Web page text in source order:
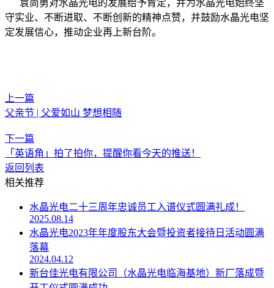
袁尚勇对水晶光电的发展给予肯定，并为水晶光电始终坚
守实业、不断进取、不断创新的精神点赞，并鼓励水晶光电坚
定发展信心，推动企业再上新台阶。
上一篇
父亲节 | 父爱如山 梦想相随
下一篇
「英语角」拍了拍你，提醒你看今天的推送！
返回列表
相关推荐
水晶光电二十三周年忠诚员工入谱仪式圆满礼成！
2025.08.14
水晶光电2023年年度股东大会暨投资者接待日活动圆满
落幕
2024.04.12
新台佳光电有限公司（水晶光电临海基地）新厂落成暨